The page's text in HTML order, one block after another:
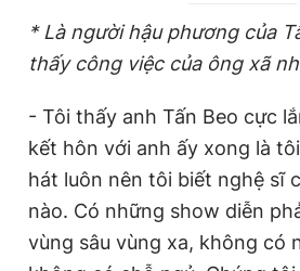
r
e
n
T
m
a
t
i
* Là người hậu phương của
thấy công việc của ông xã
- Tôi thấy anh Tấn Beo cực
kết hôn với anh ấy xong là
hát luôn nên tôi biết nghệ sĩ
nào. Có những show diễn
vùng sâu vùng xa, không có